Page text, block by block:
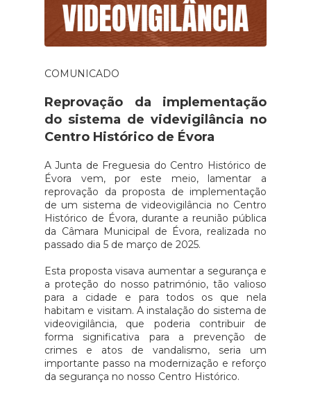
COMUNICADO
Reprovação da implementação
do sistema de videvigilância no
Centro Histórico de Évora
A Junta de Freguesia do Centro Histórico de
Évora vem, por este meio, lamentar a
reprovação da proposta de implementação
de um sistema de videovigilância no Centro
Histórico de Évora, durante a reunião pública
da Câmara Municipal de Évora, realizada no
passado dia 5 de março de 2025.
Esta proposta visava aumentar a segurança e
a proteção do nosso património, tão valioso
para a cidade e para todos os que nela
habitam e visitam. A instalação do sistema de
videovigilância, que poderia contribuir de
forma significativa para a prevenção de
crimes e atos de vandalismo, seria um
importante passo na modernização e reforço
da segurança no nosso Centro Histórico.